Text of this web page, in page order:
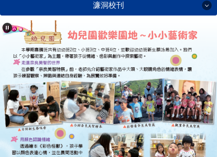
學校簡介
行政單位
校友專區
濂洞校刊
學習資源
成果專區
英語日活動專區
濂洞校刊
濂洞校刊
心濂心校刊
濂洞電子報